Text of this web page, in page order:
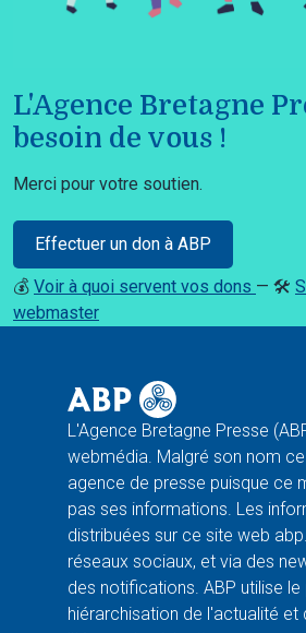
L'Agence Bretagne
besoin de vous !
Merci pour votre soutien.
Effectuer un don à ABP
💰 Voir à quoi servent vos dons — 🛠️
webmaster
L'Agence Bretagne Presse
webmédia. Malgré son nom
agence de presse puisque ce
pas ses informations. Les
distribuées sur ce site web
réseaux sociaux, et via des
des notifications. ABP utilise le
hiérarchisation de l'actualité et